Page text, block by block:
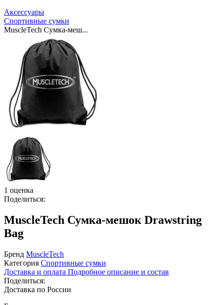
Аксессуары
Спортивные сумки
MuscleTech Сумка-меш...
1 оценка
Поделиться:
MuscleTech Сумка-мешок Drawstring
Bag
Бренд MuscleTech
Категория Спортивные сумки
Доставка и оплата Подробное описание и состав
Поделиться:
Доставка по России